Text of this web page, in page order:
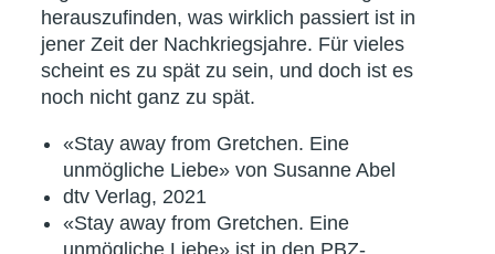
herauszufinden, was wirklich passiert ist in
jener Zeit der Nachkriegsjahre. Für vieles
scheint es zu spät zu sein, und doch ist es
noch nicht ganz zu spät.
«Stay away from Gretchen. Eine
unmögliche Liebe» von Susanne Abel
dtv Verlag, 2021
«Stay away from Gretchen. Eine